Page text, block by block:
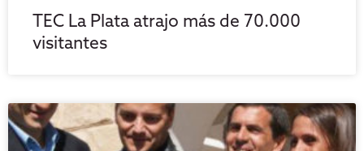
TEC La Plata atrajo más de 70.000
visitantes